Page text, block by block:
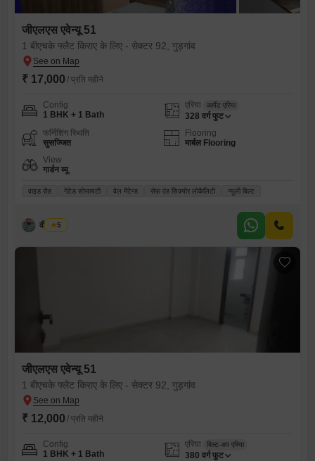
जीएलएस एवेन्यू 51
1 बीएचके फ्लैट किराए के लिए - सेक्टर 92, गुड़गांव
₹ 17,000 / प्रति महीने
Config
1 BHK + 1 Bath
एरिया कार्पेट एरिया
328 वर्ग फुट
फर्निशिंग स्थिति
सुसज्जित
Flooring
मार्बल Flooring
View
गार्डन व्यू
वाइड रोड गेटेड सोसायटी वेल मेंटेन्ड सेफ़ एंड सिक्योर लोकैलिटी न्यूली बिल्ट
वीर कुमार
5
जीएलएस एवेन्यू 51
1 बीएचके फ्लैट किराए के लिए - सेक्टर 92, गुड़गांव
₹ 12,000 / प्रति महीने
Config
1 BHK + 1 Bath
एरिया बिल्ट-अप एरिया
380 वर्ग फुट